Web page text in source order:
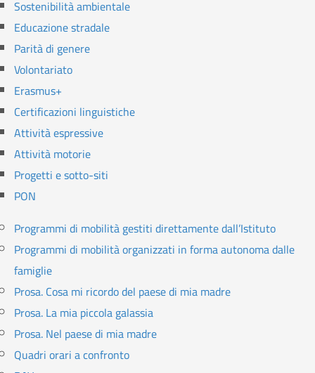
Sostenibilità ambientale
Educazione stradale
Parità di genere
Volontariato
Erasmus+
Certificazioni linguistiche
Attività espressive
Attività motorie
Progetti e sotto-siti
PON
Programmi di mobilità gestiti direttamente dall’Istituto
Programmi di mobilità organizzati in forma autonoma dalle
famiglie
Prosa. Cosa mi ricordo del paese di mia madre
Prosa. La mia piccola galassia
Prosa. Nel paese di mia madre
Quadri orari a confronto